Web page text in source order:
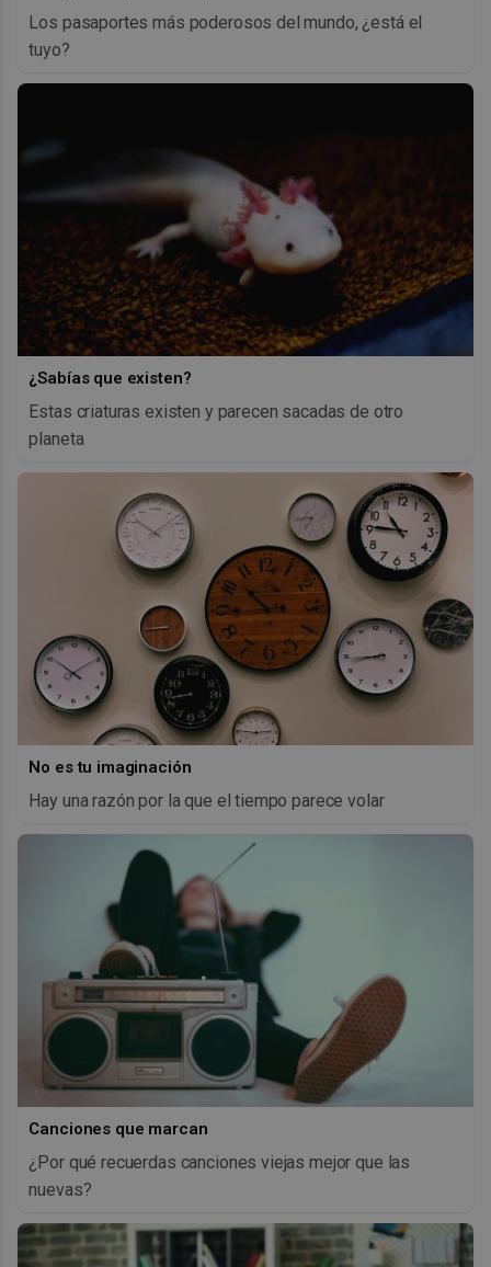
Los pasaportes más poderosos del mundo, ¿está el
tuyo?
¿Sabías que existen?
Estas criaturas existen y parecen sacadas de otro
planeta
No es tu imaginación
Hay una razón por la que el tiempo parece volar
Canciones que marcan
¿Por qué recuerdas canciones viejas mejor que las
nuevas?